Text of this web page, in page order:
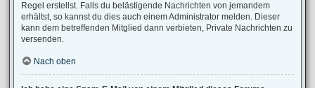
Regel erstellst. Falls du belästigende Nachrichten von jemandem
erhältst, so kannst du dies auch einem Administrator melden. Dieser
kann dem betreffenden Mitglied dann verbieten, Private Nachrichten zu
versenden.
Nach oben